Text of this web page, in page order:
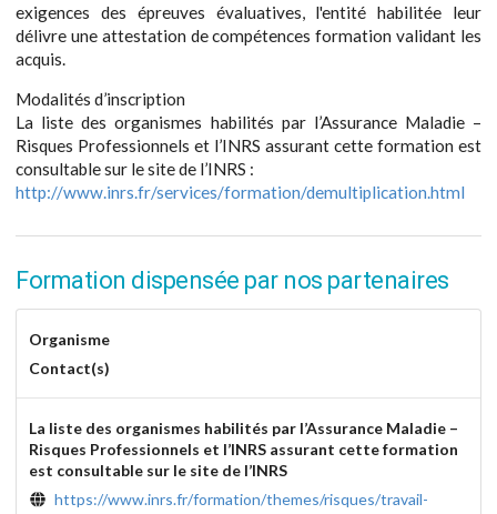
exigences des épreuves évaluatives, l'entité habilitée leur
délivre une attestation de compétences formation validant les
acquis.
Modalités d’inscription
La liste des organismes habilités par l’Assurance Maladie –
Risques Professionnels et l’INRS assurant cette formation est
consultable sur le site de l’INRS :
http://www.inrs.fr/services/formation/demultiplication.html
Formation dispensée par nos partenaires
Organisme
Contact(s)
La liste des organismes habilités par l’Assurance Maladie –
Risques Professionnels et l’INRS assurant cette formation
est consultable sur le site de l’INRS
https://www.inrs.fr/formation/themes/risques/travail-